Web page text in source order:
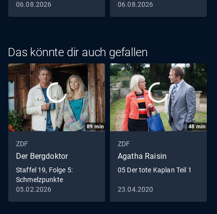
06.08.2026
06.08.2026
Das könnte dir auch gefallen
89 min
ZDF
Der Bergdoktor
Staffel 19, Folge 5:
Schmelzpunkte
05.02.2026
48 min
ZDF
Agatha Raisin
05 Der tote Kaplan Teil 1
23.04.2020